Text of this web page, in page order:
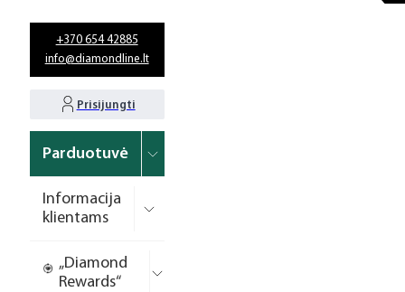
+370 654 42885
info@diamondline.lt
Prisijungti
Parduotuvė
Informacija
klientams
„Diamond
Rewards“